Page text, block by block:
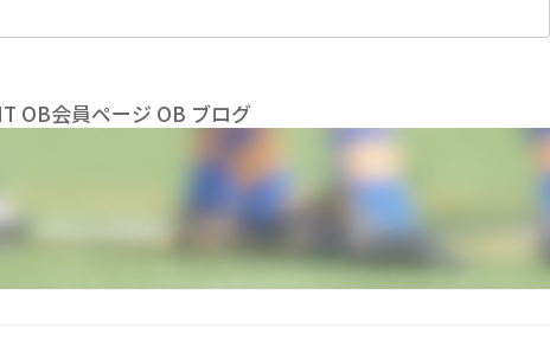
OB会員ページ OB ブログ